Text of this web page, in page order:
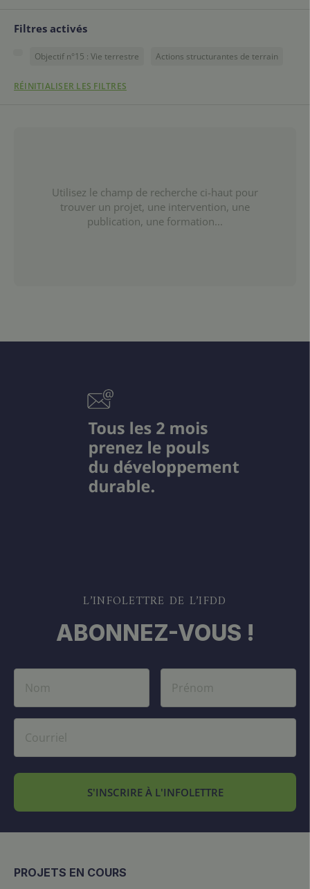
Filtres activés
Objectif n°15 : Vie terrestre Actions structurantes de terrain
RÉINITIALISER LES FILTRES
Utilisez le champ de recherche ci-haut pour
trouver un projet, une intervention, une
publication, une formation...
L’INFOLETTRE DE L’IFDD
ABONNEZ-VOUS !
S'INSCRIRE À L'INFOLETTRE
PROJETS EN COURS